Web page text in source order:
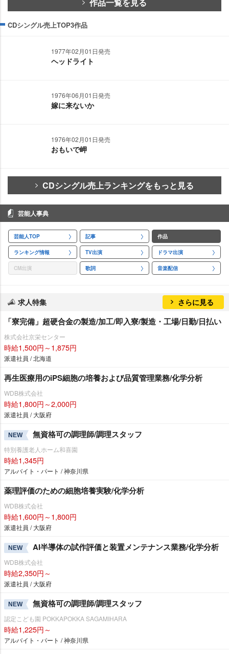
作品一覧を見る
CDシングル売上TOP3作品
1977年02月01日発売
ヘッドライト
1976年06月01日発売
嫁に来ないか
1976年02月01日発売
おもいで岬
CDシングル売上ランキングをもっと見る
芸能人事典
芸能人TOP 記事 作品
ランキング情報 TV出演 ドラマ出演
CM出演 歌詞 音楽配信
求人特集 さらに見る
「寮完備」超硬合金の製造/加工/即入寮/製造・工場/日勤/日払い
株式会社京栄センター
時給1,500円～1,875円
派遣社員 / 北海道
再生医療用のiPS細胞の培養および品質管理業務/化学分析
WDB株式会社
時給1,800円～2,000円
派遣社員 / 大阪府
NEW 無資格可の調理師/調理スタッフ
特別養護老人ホーム和喜園
時給1,345円
アルバイト・パート / 神奈川県
薬理評価のための細胞培養実験/化学分析
WDB株式会社
時給1,600円～1,800円
派遣社員 / 大阪府
NEW AI半導体の試作評価と装置メンテナンス業務/化学分析
WDB株式会社
時給2,350円～
派遣社員 / 大阪府
NEW 無資格可の調理師/調理スタッフ
認定こども園 POKKAPOKKA SAGAMIHARA
時給1,225円～
アルバイト・パート / 神奈川県